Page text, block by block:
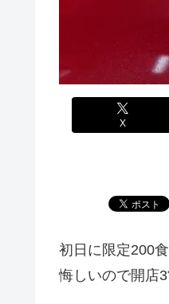
X
初日に限定200
悔しいので開店